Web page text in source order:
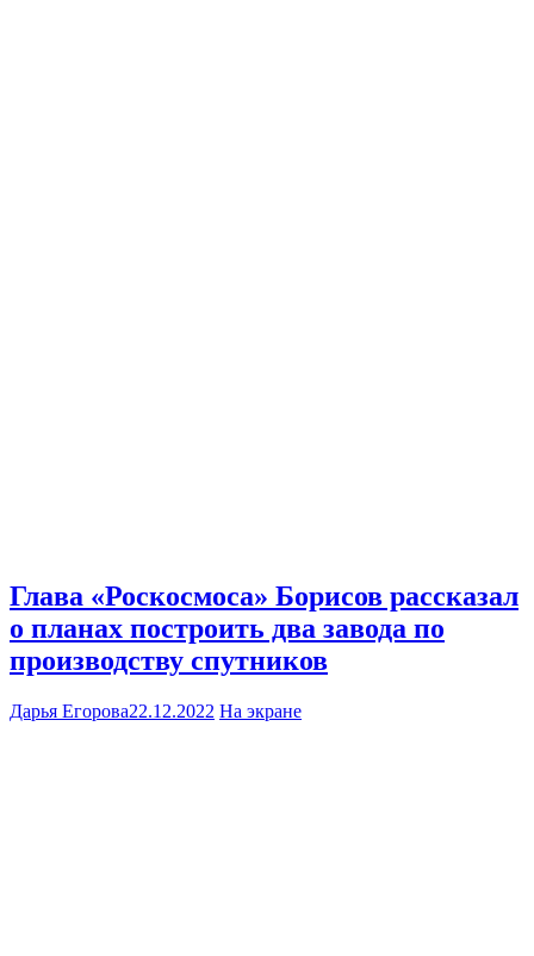
Глава «Роскосмоса» Борисов рассказал
о планах построить два завода по
производству спутников
Дарья Егорова22.12.2022 На экране